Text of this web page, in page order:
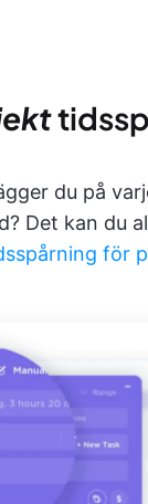
du på
Det kan du
för